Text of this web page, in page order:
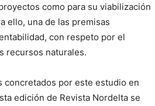
como para su viabilización
ello, una de las premisas
con respeto por el
recursos naturales.
concretados por este estudio en
edición de Revista Nordelta se